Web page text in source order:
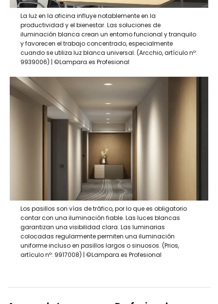
La luz en la oficina influye notablemente en la
productividad y el bienestar. Las soluciones de
iluminación blanca crean un entorno funcional y tranquilo
y favorecen el trabajo concentrado, especialmente
cuando se utiliza luz blanca universal. (Arcchio, artículo nº:
9939006) | ©Lampara.es Profesional
Los pasillos son vías de tráfico, por lo que es obligatorio
contar con una iluminación fiable. Las luces blancas
garantizan una visibilidad clara. Las luminarias
colocadas regularmente permiten una iluminación
uniforme incluso en pasillos largos o sinuosos. (Prios,
artículo nº: 9917008) | ©Lampara.es Profesional